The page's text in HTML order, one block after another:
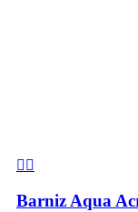
Barniz Aqua